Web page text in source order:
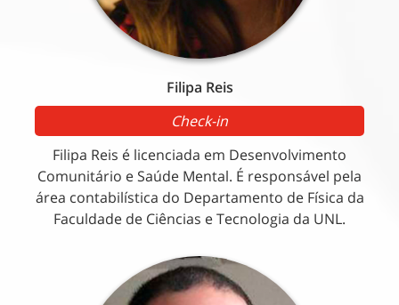
Filipa Reis
Check-in
Filipa Reis é licenciada em Desenvolvimento
Comunitário e Saúde Mental. É responsável pela
área contabilística do Departamento de Física da
Faculdade de Ciências e Tecnologia da UNL.